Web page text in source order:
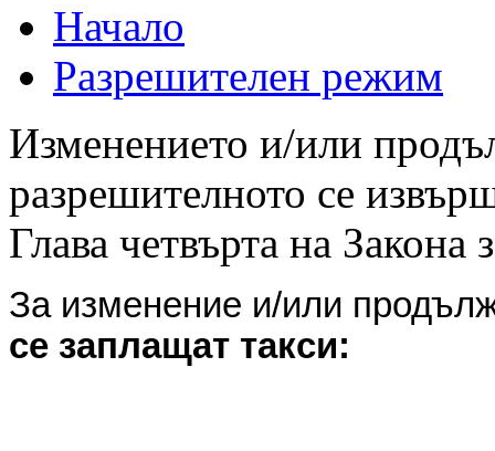
Начало
Разрешителен режим
Изменението и/или
разрешителното се
Глава четвърта на Закона
За изменение и/или
се заплащат такси: